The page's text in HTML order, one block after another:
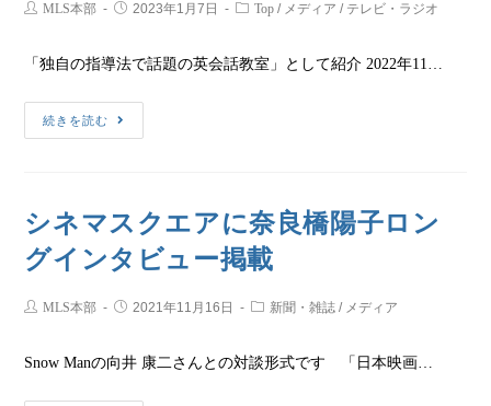
MLS本部 2023年1月7日 Top / メディア / テレビ・ラジオ
「独自の指導法で話題の英会話教室」として紹介 2022年11…
続きを読む
シネマスクエアに奈良橋陽子ロン
グインタビュー掲載
MLS本部 2021年11月16日 新聞・雑誌 / メディア
Snow Manの向井 康二さんとの対談形式です 「日本映画…